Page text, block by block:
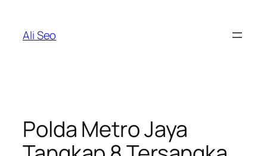
content
Ali Seo
Polda Metro Jaya